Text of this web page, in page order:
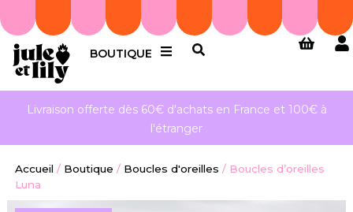
BOUTIQUE
Livraison offerte dès 60€ d'achats en France et 100€ à
l'étranger
Accueil / Boutique / Boucles d'oreilles / Boucles d’oreilles
Luna